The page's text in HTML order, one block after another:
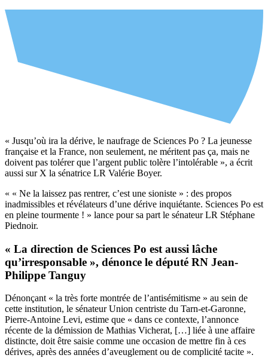
« Jusqu’où ira la dérive, le naufrage de Sciences Po ? La jeunesse
française et la France, non seulement, ne méritent pas ça, mais ne
doivent pas tolérer que l’argent public tolère l’intolérable », a écrit
aussi sur X la sénatrice LR Valérie Boyer.
« « Ne la laissez pas rentrer, c’est une sioniste » : des propos
inadmissibles et révélateurs d’une dérive inquiétante. Sciences Po est
en pleine tourmente ! » lance pour sa part le sénateur LR Stéphane
Piednoir.
« La direction de Sciences Po est aussi lâche
qu’irresponsable », dénonce le député RN Jean-
Philippe Tanguy
Dénonçant « la très forte montrée de l’antisémitisme » au sein de
cette institution, le sénateur Union centriste du Tarn-et-Garonne,
Pierre-Antoine Levi, estime que « dans ce contexte, l’annonce
récente de la démission de Mathias Vicherat, […] liée à une affaire
distincte, doit être saisie comme une occasion de mettre fin à ces
dérives, après des années d’aveuglement ou de complicité tacite ».